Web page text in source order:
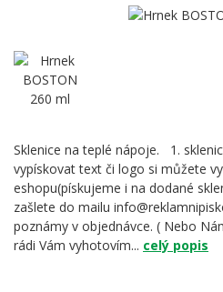
Sklenice na teplé nápoje. 1.
vypískovat text či logo si můžete
eshopu(pískujeme i na dodané
zašlete do mailu
poznámy v objednávce. ( Nebo
rádi Vám vyhotovím... celý popis